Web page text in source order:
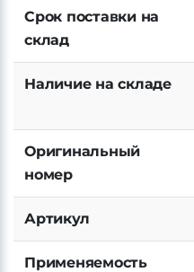
Срок поставки на
склад
Наличие на складе
Оригинальный
номер
Артикул
Применяемость